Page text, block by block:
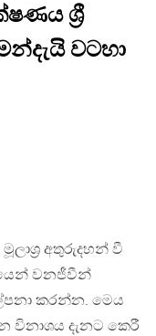
ශ්‍රී
වටහා
අතුරුදහන් වී
වනජීවීන්
කරන්න. මෙය
විනාශය දැනට කෙරී